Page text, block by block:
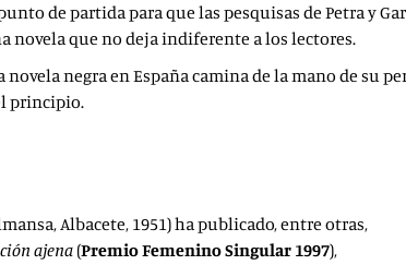
de partida para que las pesquisas de Petra y
novela que no deja indiferente a los lectores.
novela negra en España camina de la mano de su
principio.
Albacete, 1951) ha publicado, entre otras,
ajena (Premio Femenino Singular 1997),